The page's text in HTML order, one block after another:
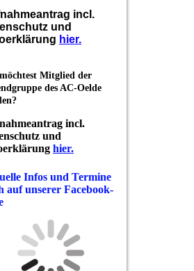
incl.
und
hier.
Mitglied der
des AC-Oelde
incl.
und
hier.
Infos und Termine
auf unserer Facebook-